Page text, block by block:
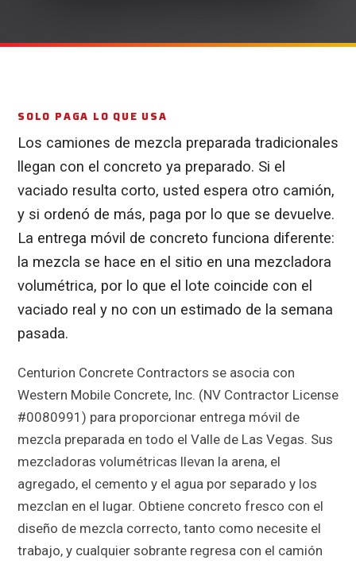
SOLO PAGA LO QUE USA
Los camiones de mezcla preparada tradicionales
llegan con el concreto ya preparado. Si el
vaciado resulta corto, usted espera otro camión,
y si ordenó de más, paga por lo que se devuelve.
La entrega móvil de concreto funciona diferente:
la mezcla se hace en el sitio en una mezcladora
volumétrica, por lo que el lote coincide con el
vaciado real y no con un estimado de la semana
pasada.
Centurion Concrete Contractors se asocia con
Western Mobile Concrete, Inc. (NV Contractor License
#0080991) para proporcionar entrega móvil de
mezcla preparada en todo el Valle de Las Vegas. Sus
mezcladoras volumétricas llevan la arena, el
agregado, el cemento y el agua por separado y los
mezclan en el lugar. Obtiene concreto fresco con el
diseño de mezcla correcto, tanto como necesite el
trabajo, y cualquier sobrante regresa con el camión